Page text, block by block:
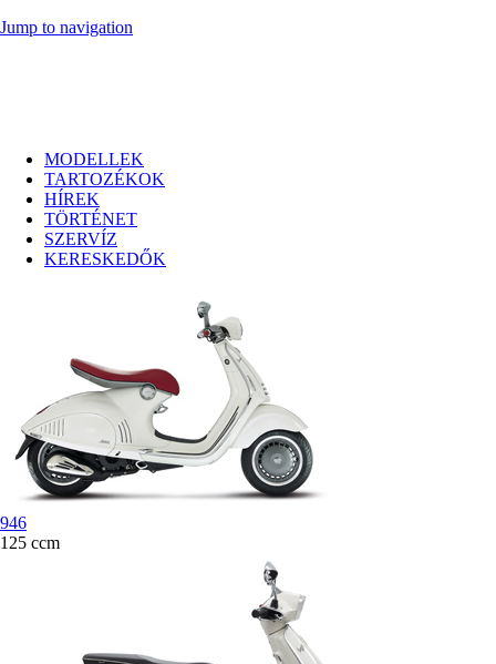
Jump to navigation
MODELLEK
TARTOZÉKOK
HÍREK
TÖRTÉNET
SZERVÍZ
KERESKEDŐK
946
125 ccm